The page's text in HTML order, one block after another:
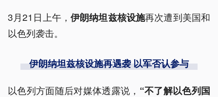
3月21日上午， 伊朗纳坦兹核设施再次遭到美国和
以色列袭击。
伊朗纳坦兹核设施再遇袭 以军否认参与
以色列方面随后对媒体透露说， “不了解以色列国